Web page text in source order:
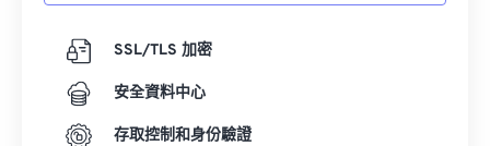
SSL/TLS 加密
安全資料中心
存取控制和身份驗證